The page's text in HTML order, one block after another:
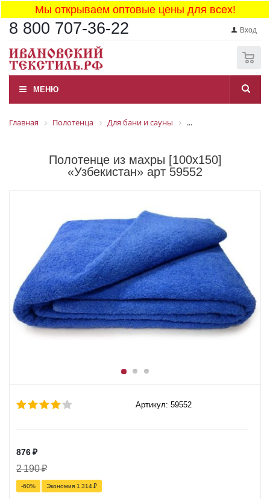
Мы открываем оптовые цены для всех!
8 800 707-36-22 Вход
МЕНЮ
Главная Полотенца Для бани и сауны ...
Полотенце из махры [100x150]
«Узбекистан» арт 59552
Артикул: 59552
876₽
2 190₽
-60% Экономия 1 314₽